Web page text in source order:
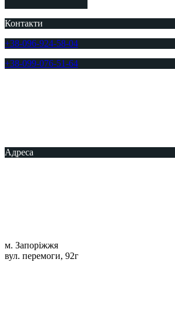
Контакти
+38-096-924-58-04
+38-099-076-51-64
Адреса
м. Запоріжжя
вул. перемоги, 92г